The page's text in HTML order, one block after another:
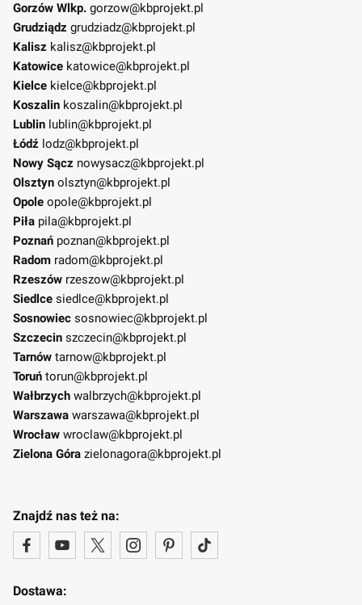
Gorzów Wlkp. gorzow@kbprojekt.pl
Grudziądz grudziadz@kbprojekt.pl
Kalisz kalisz@kbprojekt.pl
Katowice katowice@kbprojekt.pl
Kielce kielce@kbprojekt.pl
Koszalin koszalin@kbprojekt.pl
Lublin lublin@kbprojekt.pl
Łódź lodz@kbprojekt.pl
Nowy Sącz nowysacz@kbprojekt.pl
Olsztyn olsztyn@kbprojekt.pl
Opole opole@kbprojekt.pl
Piła pila@kbprojekt.pl
Poznań poznan@kbprojekt.pl
Radom radom@kbprojekt.pl
Rzeszów rzeszow@kbprojekt.pl
Siedlce siedlce@kbprojekt.pl
Sosnowiec sosnowiec@kbprojekt.pl
Szczecin szczecin@kbprojekt.pl
Tarnów tarnow@kbprojekt.pl
Toruń torun@kbprojekt.pl
Wałbrzych walbrzych@kbprojekt.pl
Warszawa warszawa@kbprojekt.pl
Wrocław wroclaw@kbprojekt.pl
Zielona Góra zielonagora@kbprojekt.pl
Znajdź nas też na:
Dostawa: